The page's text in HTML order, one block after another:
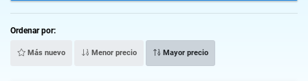
Ordenar por:
Más nuevo Menor precio Mayor precio